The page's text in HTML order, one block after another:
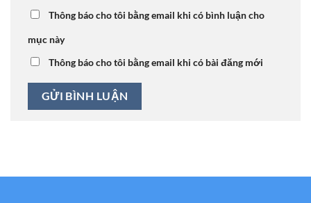
Thông báo cho tôi bằng email khi có bình luận cho
mục này
Thông báo cho tôi bằng email khi có bài đăng mới